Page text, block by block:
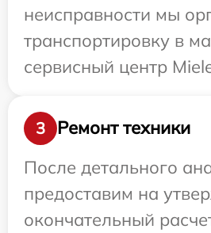
неисправности мы
транспортировку в
сервисный центр
3
Ремонт техники
После детального
предоставим на
окончательный